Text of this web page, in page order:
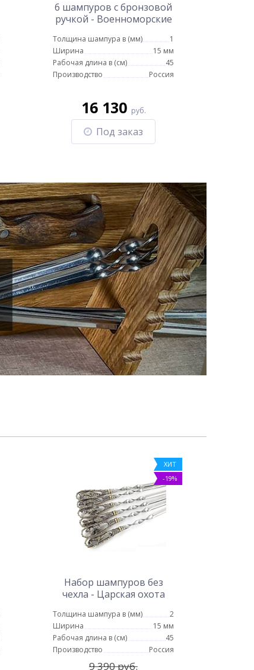
6 шампуров с бронзовой
ручкой - Военноморские
Толщина шампура в (мм)
1
Ширина
15 мм
Рабочая длина в (см)
45
Производство
Россия
16 130 руб.
Под заказ
ХИТ
-19%
Набор шампуров без
чехла - Царская охота
Толщина шампура в (мм)
2
Ширина
15 мм
Рабочая длина в (см)
45
Производство
Россия
9 390 руб.